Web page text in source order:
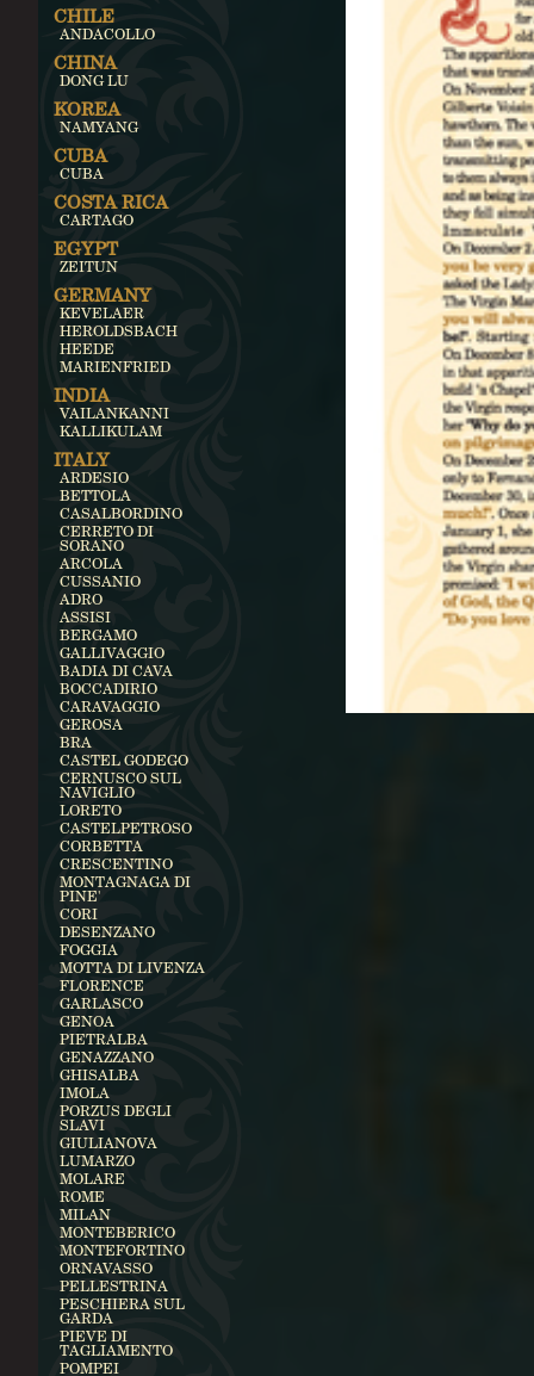
CHILE
ANDACOLLO
CHINA
DONG LU
KOREA
NAMYANG
CUBA
CUBA
COSTA RICA
CARTAGO
EGYPT
ZEITUN
GERMANY
KEVELAER
HEROLDSBACH
HEEDE
MARIENFRIED
INDIA
VAILANKANNI
KALLIKULAM
ITALY
ARDESIO
BETTOLA
CASALBORDINO
CERRETO DI
SORANO
ARCOLA
CUSSANIO
ADRO
ASSISI
BERGAMO
GALLIVAGGIO
BADIA DI CAVA
BOCCADIRIO
CARAVAGGIO
GEROSA
BRA
CASTEL GODEGO
CERNUSCO SUL
NAVIGLIO
LORETO
CASTELPETROSO
CORBETTA
CRESCENTINO
MONTAGNAGA DI
PINE'
CORI
DESENZANO
FOGGIA
MOTTA DI LIVENZA
FLORENCE
GARLASCO
GENOA
PIETRALBA
GENAZZANO
GHISALBA
IMOLA
PORZUS DEGLI
SLAVI
GIULIANOVA
LUMARZO
MOLARE
ROME
MILAN
MONTEBERICO
MONTEFORTINO
ORNAVASSO
PELLESTRINA
PESCHIERA SUL
GARDA
PIEVE DI
TAGLIAMENTO
POMPEI